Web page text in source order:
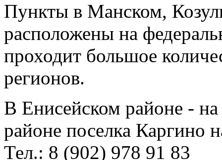
Пункты в Манском,
расположены на
проходит большое
регионов.
В Енисейском районе - на
районе поселка Каргино
Тел.: 8 (902) 978 91 83